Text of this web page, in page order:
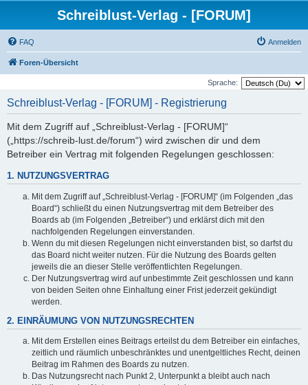
Schreiblust-Verlag - [FORUM]
FAQ Anmelden
Foren-Übersicht
Sprache:
Schreiblust-Verlag - [FORUM] - Registrierung
Mit dem Zugriff auf „Schreiblust-Verlag - [FORUM]“
(„https://schreib-lust.de/forum“) wird zwischen dir und dem
Betreiber ein Vertrag mit folgenden Regelungen geschlossen:
1. NUTZUNGSVERTRAG
Mit dem Zugriff auf „Schreiblust-Verlag - [FORUM]“ (im Folgenden „das
Board“) schließt du einen Nutzungsvertrag mit dem Betreiber des
Boards ab (im Folgenden „Betreiber“) und erklärst dich mit den
nachfolgenden Regelungen einverstanden.
Wenn du mit diesen Regelungen nicht einverstanden bist, so darfst du
das Board nicht weiter nutzen. Für die Nutzung des Boards gelten
jeweils die an dieser Stelle veröffentlichten Regelungen.
Der Nutzungsvertrag wird auf unbestimmte Zeit geschlossen und kann
von beiden Seiten ohne Einhaltung einer Frist jederzeit gekündigt
werden.
2. EINRÄUMUNG VON NUTZUNGSRECHTEN
Mit dem Erstellen eines Beitrags erteilst du dem Betreiber ein einfaches,
zeitlich und räumlich unbeschränktes und unentgeltliches Recht, deinen
Beitrag im Rahmen des Boards zu nutzen.
Das Nutzungsrecht nach Punkt 2, Unterpunkt a bleibt auch nach